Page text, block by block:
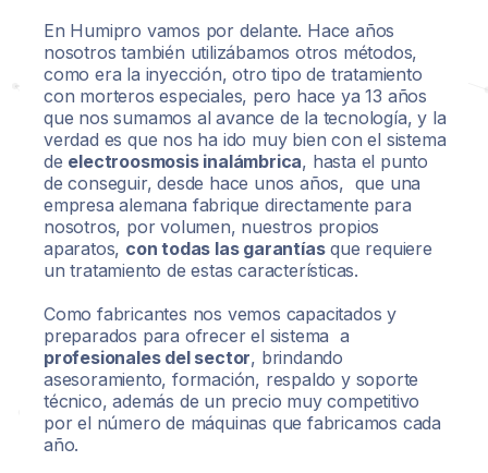
En Humipro vamos por delante. Hace años
nosotros también utilizábamos otros métodos,
como era la inyección, otro tipo de tratamiento
con morteros especiales, pero hace ya 13 años
que nos sumamos al avance de la tecnología, y la
verdad es que nos ha ido muy bien con el sistema
de electroosmosis inalámbrica, hasta el punto
de conseguir, desde hace unos años, que una
empresa alemana fabrique directamente para
nosotros, por volumen, nuestros propios
aparatos, con todas las garantíasque requiere
un tratamiento de estas características.
Como fabricantes nos vemos capacitados y
preparados para ofrecer el sistema a
profesionales del sector, brindando
asesoramiento, formación, respaldo y soporte
técnico, además de un precio muy competitivo
por el número de máquinas que fabricamos cada
año.